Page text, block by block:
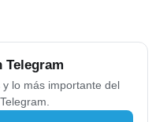
Telegram
lo más importante del